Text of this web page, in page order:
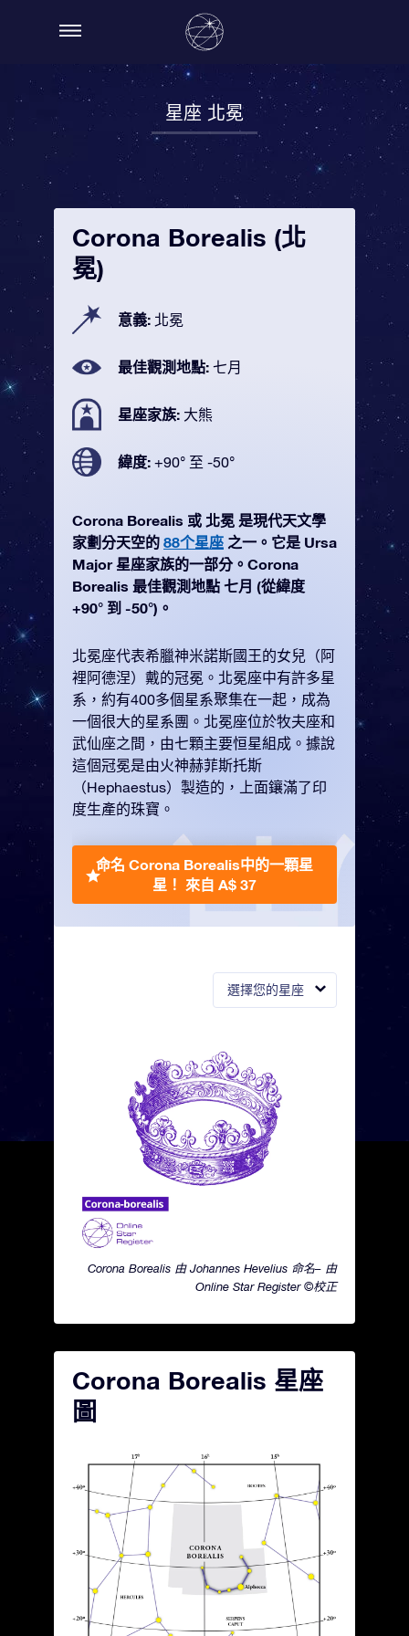
星座 北冕
選擇您的星座
Corona Borealis 由 Johannes Hevelius 命名– 由
Online Star Register ©校正
Corona Borealis (北
冕)
意義: 北冕
最佳觀測地點: 七月
星座家族: 大熊
緯度: +90° 至 -50°
Corona Borealis 或 北冕 是現代天文學
家劃分天空的 88个星座 之一。它是 Ursa
Major 星座家族的一部分。Corona
Borealis 最佳觀測地點 七月 (從緯度
+90° 到 -50°)。
北冕座代表希臘神米諾斯國王的女兒（阿
裡阿德涅）戴的冠冕。北冕座中有許多星
系，約有400多個星系聚集在一起，成為
一個很大的星系團。北冕座位於牧夫座和
武仙座之間，由七顆主要恒星組成。據說
這個冠冕是由火神赫菲斯托斯
（Hephaestus）製造的，上面鑲滿了印
度生產的珠寶。
命名 Corona Borealis中的一顆星
星！ 來自 A$ 37
Corona Borealis 星座
圖